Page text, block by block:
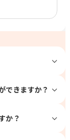
できますか？
か？